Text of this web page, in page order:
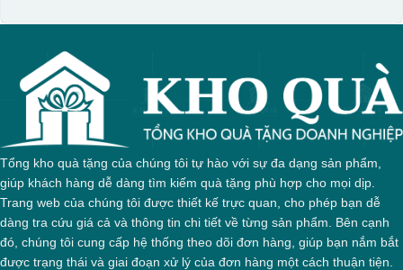
Tổng kho quà tặng của chúng tôi tự hào với sự đa dạng sản phẩm,
giúp khách hàng dễ dàng tìm kiếm quà tặng phù hợp cho mọi dịp.
Trang web của chúng tôi được thiết kế trực quan, cho phép bạn dễ
dàng tra cứu giá cả và thông tin chi tiết về từng sản phẩm. Bên cạnh
đó, chúng tôi cung cấp hệ thống theo dõi đơn hàng, giúp bạn nắm bắt
được trạng thái và giai đoạn xử lý của đơn hàng một cách thuận tiện.